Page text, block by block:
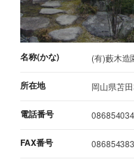
名称(かな) (有)藪木造
所在地 岡山県苫
電話番号
FAX番号